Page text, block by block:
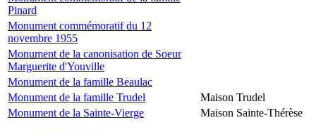
Pinard
Monument commémoratif du 12
novembre 1955
Monument de la canonisation de Soeur
Marguerite d'Youville
Monument de la famille Beaulac
Monument de la famille Trudel
Maison Trudel
Monument de la Sainte-Vierge
Maison Sainte-Thérèse